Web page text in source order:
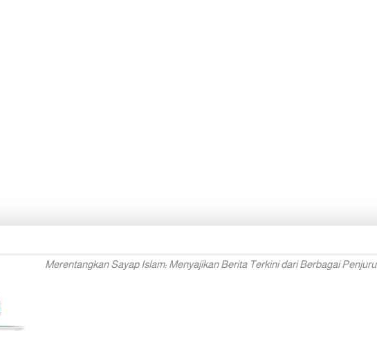
Merentangkan Sayap Islam: Menyajikan Berita Terkini dari Berbagai Penjuru